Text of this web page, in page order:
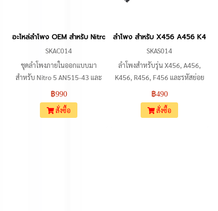
อะไหล่ลำโพง OEM สำหรับ Nitro 5 AN515-43 AN515-54 AN515-
SKAC014
ชุดลำโพงภายในออกแบบมา
สำหรับ Nitro 5 AN515-43 และ
รุ่นในซีรีส์ Nitro 5 AN515-54,
AN515-44, AN515-55 รวมถึง
Nitro 7 AN715-51 ใช้สำหรับ
฿990
สั่งซื้อ
ลำโพง สำหรับ X456 A456 K456
SKAS014
ลำโพงสำหรับรุ่น X456, A456,
K456, R456, F456 และรหัสย่อย
X456U, A456U, K456U, R457U
เป็นชุดลำโพงคู่ (ซ้าย-ขวา) พร้อม
หัวเสียบ 4 พิน ใช้เปลี่ยนทดแทนตัว
฿490
สั่งซื้อ